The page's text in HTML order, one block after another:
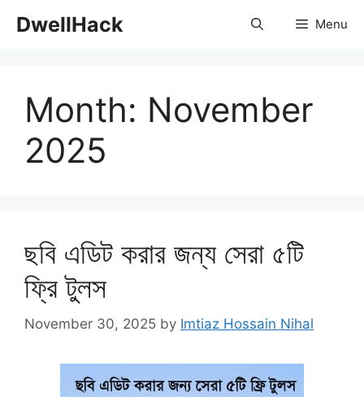
DwellHack Menu
Month: November
2025
ছবি এডিট করার জন্য সেরা ৫টি
ফ্রি টুলস
November 30, 2025 by Imtiaz Hossain Nihal